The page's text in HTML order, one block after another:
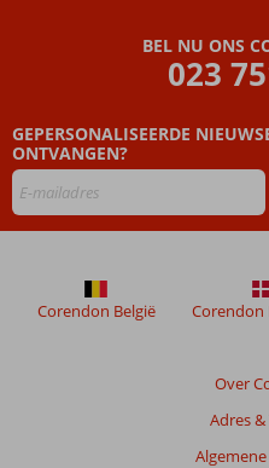
BEL NU ONS
023
GEPERSONALISEERDE
ONTVANGEN?
Over
Adres
Corendon België Corendon